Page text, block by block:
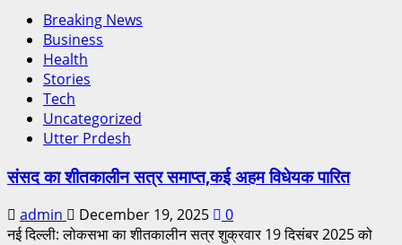
Breaking News
Business
Health
Stories
Tech
Uncategorized
Utter Prdesh
संसद का शीतकालीन सत्र समाप्त,कई अहम विधेयक पारित
admin December 19, 2025
0
नई दिल्ली: लोकसभा का शीतकालीन सत्र शुक्रवार 19 दिसंबर 2025 को